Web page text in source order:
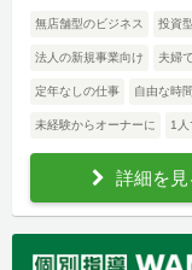
無店舗型のビジネス 投資
法人の新規事業向け 夫婦
定年なしの仕事 自由な時
未経験からオーナーに 1人
詳細を見